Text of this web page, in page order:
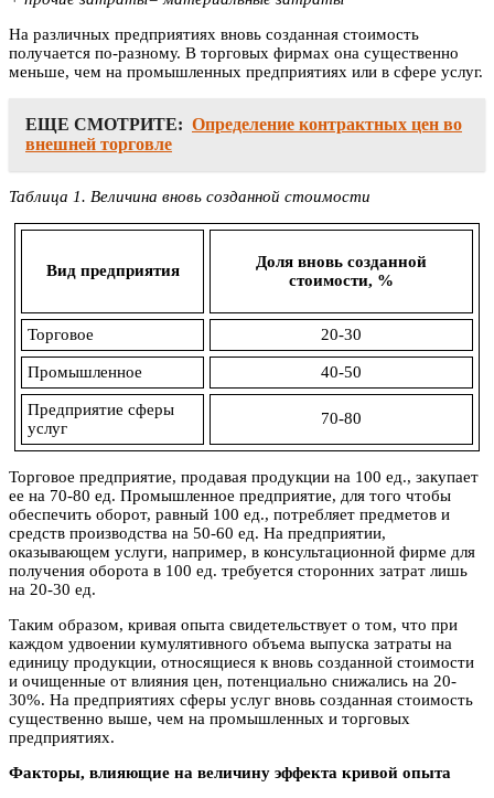
На различных предприятиях вновь созданная стоимость
получается по-разному. В торговых фирмах она существенно
меньше, чем на промышленных предприятиях или в сфере услуг.
ЕЩЕ СМОТРИТЕ: Определение контрактных цен во
внешней торговле
Таблица 1. Величина вновь созданной стоимости
Вид предприятия
Доля вновь созданной
стоимости, %
Торговое 20-30
Промышленное 40-50
Предприятие сферы
услуг
70-80
Торговое предприятие, продавая продукции на 100 ед., закупает
ее на 70-80 ед. Промышленное предприятие, для того чтобы
обеспечить оборот, равный 100 ед., потребляет предметов и
средств производства на 50-60 ед. На предприятии,
оказывающем услуги, например, в консультационной фирме для
получения оборота в 100 ед. требуется сторонних затрат лишь
на 20-30 ед.
Таким образом, кривая опыта свидетельствует о том, что при
каждом удвоении кумулятивного объема выпуска затраты на
единицу продукции, относящиеся к вновь созданной стоимости
и очищенные от влияния цен, потенциально снижались на 20-
30%. На предприятиях сферы услуг вновь созданная стоимость
существенно выше, чем на промышленных и торговых
предприятиях.
Факторы, влияющие на величину эффекта кривой опыта